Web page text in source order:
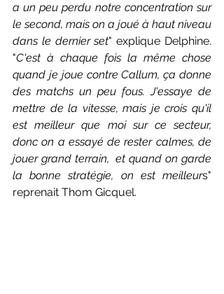
a un peu perdu notre concentration sur
le second, mais on a joué à haut niveau
dans le dernier set" explique Delphine.
"C'est à chaque fois la même chose
quand je joue contre Callum, ça donne
des matchs un peu fous. J'essaye de
mettre de la vitesse, mais je crois qu'il
est meilleur que moi sur ce secteur,
donc on a essayé de rester calmes, de
jouer grand terrain,  et quand on garde
la bonne stratégie, on est meilleurs"
reprenait Thom Gicquel.